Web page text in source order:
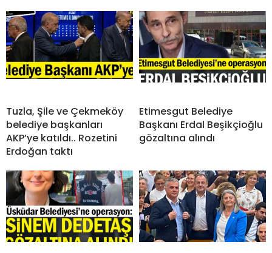
Tuzla, Şile ve Çekmeköy
belediye başkanları
AKP’ye katıldı.. Rozetini
Erdoğan taktı
Etimesgut Belediye
Başkanı Erdal Beşikçioğlu
gözaltına alındı